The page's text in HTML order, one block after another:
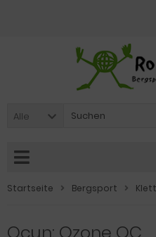
Alle
Startseite Bergsport